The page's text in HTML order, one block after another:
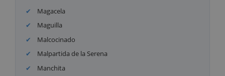
Magacela
Maguilla
Malcocinado
Malpartida de la Serena
Manchita